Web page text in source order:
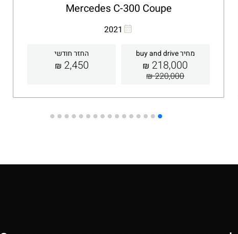
Mercedes C-300 Coupe
2021
מחיר buy and drive
218,000
₪
220,000 ₪
החזר חודשי
2,450
₪
העתקת קישור Whatsapp
קבלת הצעה פרטים